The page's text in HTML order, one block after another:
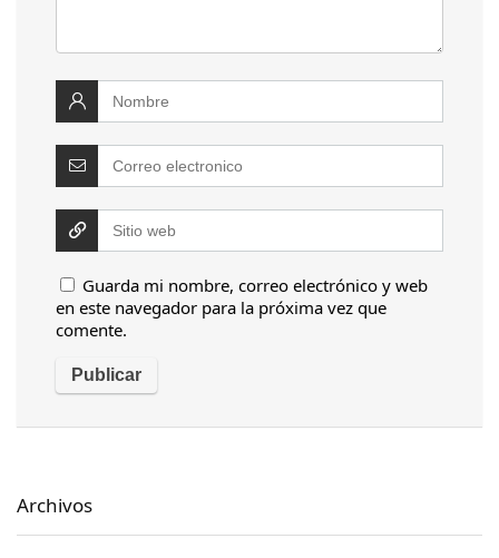
Guarda mi nombre, correo electrónico y web
en este navegador para la próxima vez que
comente.
Archivos